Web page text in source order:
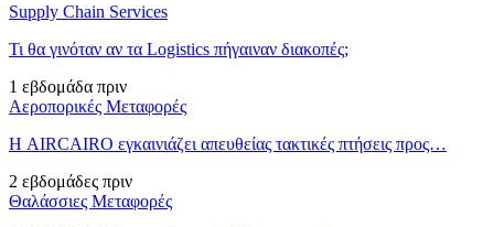
Supply Chain Services
Τι θα γινόταν αν τα Logistics πήγαιναν διακοπές;
1 εβδομάδα πριν
Αεροπορικές Μεταφορές
Η AIRCAIRO εγκαινιάζει απευθείας τακτικές πτήσεις προς…
2 εβδομάδες πριν
Θαλάσσιες Μεταφορές